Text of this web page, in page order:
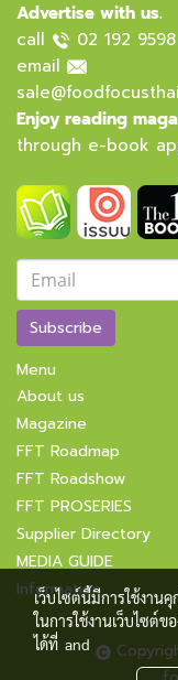
Advertise with us.
call
02 192 9598
email
Enjoy reading
through e-book
Subscribe
Menu
About us
Magazine
FFT Roadmap
FFT Roadshow
FFT PROSERIES
Supplier Directory
MEDIA GUIDE
Information
เว็บไซต์นี้มีการใช้งา
ในการใช้งานเว็บไซต์
ได้ที่ and